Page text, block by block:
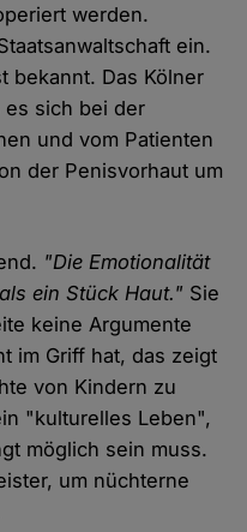
werden.
ein.
bekannt. Das Kölner
es sich bei der
und vom Patienten
der Penisvorhaut um
"Die Emotionalität
ein Stück Haut." Sie
keine Argumente
im Griff hat, das zeigt
von Kindern zu
"kulturelles Leben",
möglich sein muss.
um nüchterne